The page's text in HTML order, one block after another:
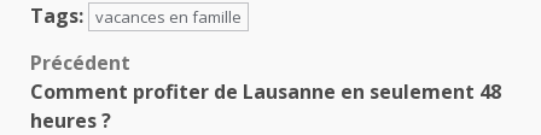
Tags: vacances en famille
Navigation
d’article
Précédent
Comment profiter de Lausanne en seulement 48
heures ?